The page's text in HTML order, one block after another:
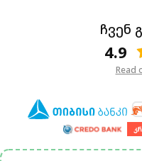
ჩვენ
4.9
Read